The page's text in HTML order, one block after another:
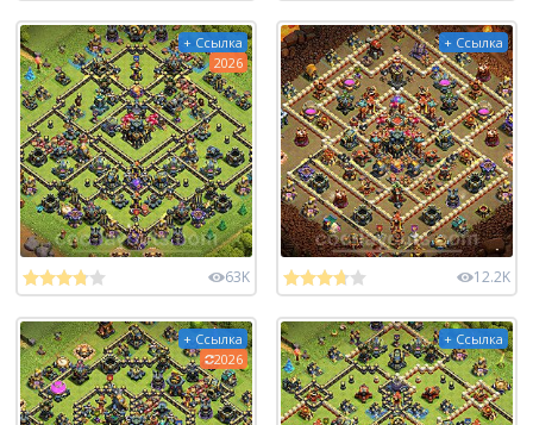
+ Ссылка
2026
63K
+ Ссылка
12.2K
+ Ссылка
2026
+ Ссылка